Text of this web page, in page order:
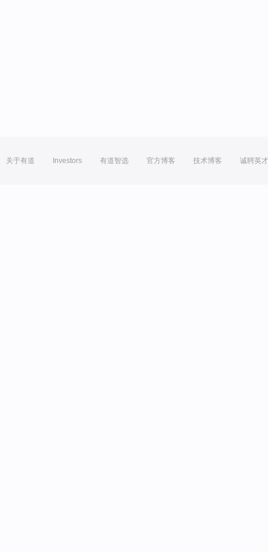
关于有道 Investors 有道智选 官方博客 技术博客 诚聘英才